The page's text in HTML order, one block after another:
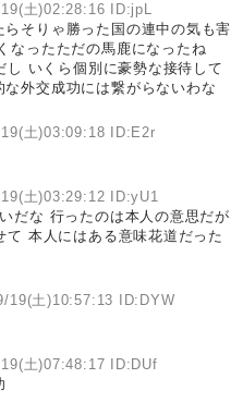
土)02:28:16 ID:jpL
そりゃ勝った国の連中の気も害
なったただの馬鹿になったね
いくら個別に豪勢な接待して
外交成功には繋がらないわな
土)03:09:18 ID:E2r
土)03:29:12 ID:yU1
だな 行ったのは本人の意思だが
本人にはある意味花道だった
19(土)10:57:13 ID:DYW
土)07:48:17 ID:DUf